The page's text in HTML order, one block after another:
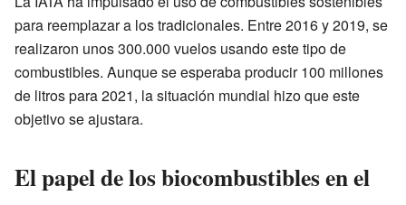
para reemplazar a los tradicionales. Entre 2016 y 2019, se
realizaron unos 300.000 vuelos usando este tipo de
combustibles. Aunque se esperaba producir 100 millones
de litros para 2021, la situación mundial hizo que este
objetivo se ajustara.
El papel de los biocombustibles en el